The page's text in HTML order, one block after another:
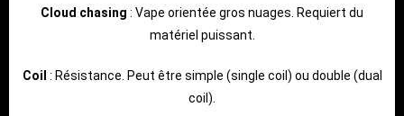
Cloud chasing : Vape orientée gros nuages. Requiert du
matériel puissant.
Coil : Résistance. Peut être simple (single coil) ou double (dual
coil).